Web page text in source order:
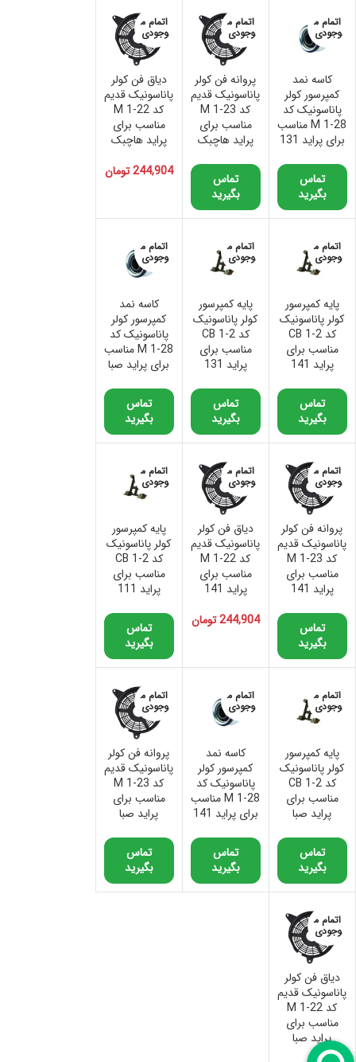
اتمام م
وجودی
کاسه نمد
کمپرسور کولر
پاناسونیک کد
M 1-28 مناسب
برای پراید 131
تماس
بگیرید
اتمام م
وجودی
پروانه فن کولر
پاناسونیک قدیم
کد M 1-23
مناسب برای
پراید هاچبک
تماس
بگیرید
اتمام م
وجودی
دیاق فن کولر
پاناسونیک قدیم
کد M 1-22
مناسب برای
پراید هاچبک
244,904تومان
اتمام م
وجودی
پایه کمپرسور
کولر پاناسونیک
کد CB 1-2
مناسب برای
پراید 141
تماس
بگیرید
اتمام م
وجودی
پایه کمپرسور
کولر پاناسونیک
کد CB 1-2
مناسب برای
پراید 131
تماس
بگیرید
اتمام م
وجودی
کاسه نمد
کمپرسور کولر
پاناسونیک کد
M 1-28 مناسب
برای پراید صبا
تماس
بگیرید
اتمام م
وجودی
پروانه فن کولر
پاناسونیک قدیم
کد M 1-23
مناسب برای
پراید 141
تماس
بگیرید
اتمام م
وجودی
دیاق فن کولر
پاناسونیک قدیم
کد M 1-22
مناسب برای
پراید 141
244,904تومان
اتمام م
وجودی
پایه کمپرسور
کولر پاناسونیک
کد CB 1-2
مناسب برای
پراید 111
تماس
بگیرید
اتمام م
وجودی
پایه کمپرسور
کولر پاناسونیک
کد CB 1-2
مناسب برای
پراید صبا
تماس
بگیرید
اتمام م
وجودی
کاسه نمد
کمپرسور کولر
پاناسونیک کد
M 1-28 مناسب
برای پراید 141
تماس
بگیرید
اتمام م
وجودی
پروانه فن کولر
پاناسونیک قدیم
کد M 1-23
مناسب برای
پراید صبا
تماس
بگیرید
اتمام م
وجودی
دیاق فن کولر
پاناسونیک قدیم
کد M 1-22
مناسب برای
پراید صبا